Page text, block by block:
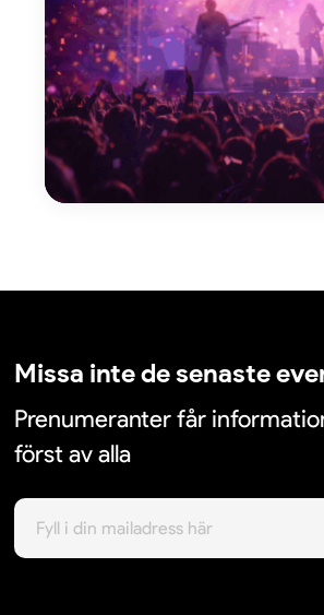
Missa inte de senaste
Prenumeranter får
först av alla